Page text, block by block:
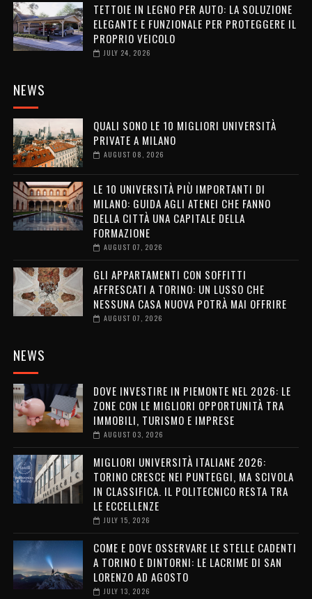
TETTOIE IN LEGNO PER AUTO: LA SOLUZIONE
ELEGANTE E FUNZIONALE PER PROTEGGERE IL
PROPRIO VEICOLO
JULY 24, 2026
NEWS
QUALI SONO LE 10 MIGLIORI UNIVERSITÀ
PRIVATE A MILANO
AUGUST 08, 2026
LE 10 UNIVERSITÀ PIÙ IMPORTANTI DI
MILANO: GUIDA AGLI ATENEI CHE FANNO
DELLA CITTÀ UNA CAPITALE DELLA
FORMAZIONE
AUGUST 07, 2026
GLI APPARTAMENTI CON SOFFITTI
AFFRESCATI A TORINO: UN LUSSO CHE
NESSUNA CASA NUOVA POTRÀ MAI OFFRIRE
AUGUST 07, 2026
NEWS
DOVE INVESTIRE IN PIEMONTE NEL 2026: LE
ZONE CON LE MIGLIORI OPPORTUNITÀ TRA
IMMOBILI, TURISMO E IMPRESE
AUGUST 03, 2026
MIGLIORI UNIVERSITÀ ITALIANE 2026:
TORINO CRESCE NEI PUNTEGGI, MA SCIVOLA
IN CLASSIFICA. IL POLITECNICO RESTA TRA
LE ECCELLENZE
JULY 15, 2026
COME E DOVE OSSERVARE LE STELLE CADENTI
A TORINO E DINTORNI: LE LACRIME DI SAN
LORENZO AD AGOSTO
JULY 13, 2026